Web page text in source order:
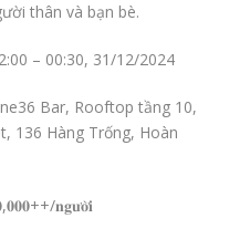
thân và bạn bè.
– 00:30, 31/12/2024
Bar, Rooftop tầng 10,
136 Hàng Trống, Hoàn
𝐧𝐠𝐮̛𝐨̛̀𝐢